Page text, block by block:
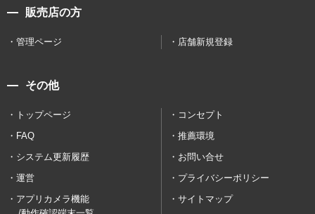
販売店の方
管理ページ 店舗新規登録
その他
トップページ
コンセプト
FAQ
推薦環境
システム更新履歴
お問い合せ
運営
プライバシーポリシー
アプリカメラ機能
サイトマップ